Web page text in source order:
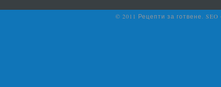
© 2011 Рецепти за готвене.